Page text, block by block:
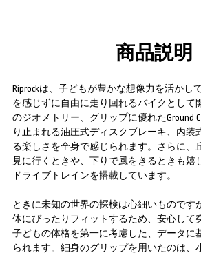
商品説明
Riprockは、子どもが豊かな想像力を活かし
を感じずに自由に走り回れるバイクとして
のジオメトリー、グリップに優れたGround
り止まれる油圧式ディスクブレーキ、内装
る楽しさを全身で感じられます。さらに、
見に行くときや、下りで風をきるときも嬉
ドライブトレインを搭載しています。
ときに未知の世界の探検は心細いものです
体にぴったりフィットするため、安心して
子どもの体格を第一に考慮した、データに
られます。細身のグリップを用いたのは、